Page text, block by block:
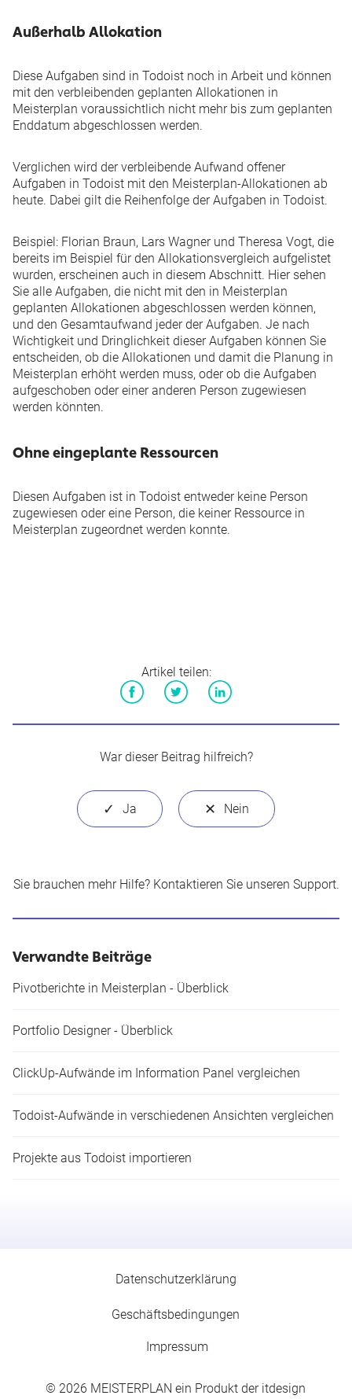
Außerhalb Allokation
Diese Aufgaben sind in Todoist noch in Arbeit und können
mit den verbleibenden geplanten Allokationen in
Meisterplan voraussichtlich nicht mehr bis zum geplanten
Enddatum abgeschlossen werden.
Verglichen wird der verbleibende Aufwand offener
Aufgaben in Todoist mit den Meisterplan-Allokationen ab
heute. Dabei gilt die Reihenfolge der Aufgaben in Todoist.
Beispiel: Florian Braun, Lars Wagner und Theresa Vogt, die
bereits im Beispiel für den Allokationsvergleich aufgelistet
wurden, erscheinen auch in diesem Abschnitt. Hier sehen
Sie alle Aufgaben, die nicht mit den in Meisterplan
geplanten Allokationen abgeschlossen werden können,
und den Gesamtaufwand jeder der Aufgaben. Je nach
Wichtigkeit und Dringlichkeit dieser Aufgaben können Sie
entscheiden, ob die Allokationen und damit die Planung in
Meisterplan erhöht werden muss, oder ob die Aufgaben
aufgeschoben oder einer anderen Person zugewiesen
werden könnten.
Ohne eingeplante Ressourcen
Diesen Aufgaben ist in Todoist entweder keine Person
zugewiesen oder eine Person, die keiner Ressource in
Meisterplan zugeordnet werden konnte.
Artikel teilen:
War dieser Beitrag hilfreich?
Sie brauchen mehr Hilfe? Kontaktieren Sie unseren Support.
Verwandte Beiträge
Pivotberichte in Meisterplan - Überblick
Portfolio Designer - Überblick
ClickUp-Aufwände im Information Panel vergleichen​
Todoist-Aufwände in verschiedenen Ansichten vergleichen​
Projekte aus Todoist importieren
© 2026 MEISTERPLAN ein Produkt der itdesign
Datenschutzerklärung
Geschäfts­­be­­ding­­ung­­en
Impressum